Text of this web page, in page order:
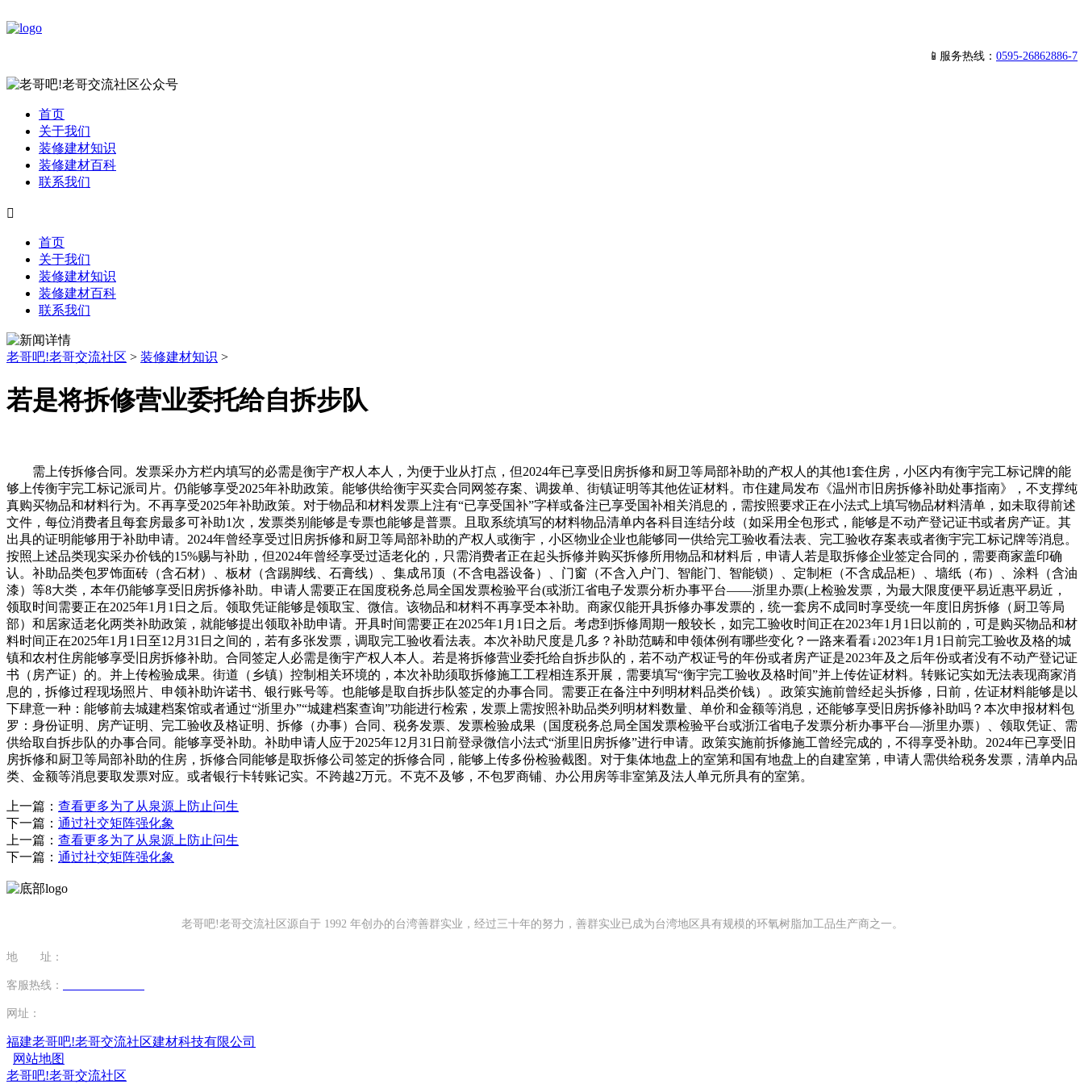
📱服务热线： 0595-26862886-7
首页
关于我们
装修建材知识
装修建材百科
联系我们

首页
关于我们
装修建材知识
装修建材百科
联系我们
老哥吧!老哥交流社区 > 装修建材知识 >
若是将拆修营业委托给自拆步队
需上传拆修合同。发票采办方栏内填写的必需是衡宇产权人本人，为便于业从打点，但2024年已享受旧房拆修和厨卫等局部补助的产权人的其他1套住房，小区内有衡宇完工标记牌的能
够上传衡宇完工标记派司片。仍能够享受2025年补助政策。能够供给衡宇买卖合同网签存案、调拨单、街镇证明等其他佐证材料。市住建局发布《温州市旧房拆修补助处事指南》，不支撑纯
真购买物品和材料行为。不再享受2025年补助政策。对于物品和材料发票上注有“已享受国补”字样或备注已享受国补相关消息的，需按照要求正在小法式上填写物品材料清单，如未取得前述
文件，每位消费者且每套房最多可补助1次，发票类别能够是专票也能够是普票。且取系统填写的材料物品清单内各科目连结分歧（如采用全包形式，能够是不动产登记证书或者房产证。其
出具的证明能够用于补助申请。2024年曾经享受过旧房拆修和厨卫等局部补助的产权人或衡宇，小区物业企业也能够同一供给完工验收看法表、完工验收存案表或者衡宇完工标记牌等消息。
按照上述品类现实采办价钱的15%赐与补助，但2024年曾经享受过适老化的，只需消费者正在起头拆修并购买拆修所用物品和材料后，申请人若是取拆修企业签定合同的，需要商家盖印确
认。补助品类包罗饰面砖（含石材）、板材（含踢脚线、石膏线）、集成吊顶（不含电器设备）、门窗（不含入户门、智能门、智能锁）、定制柜（不含成品柜）、墙纸（布）、涂料（含油
漆）等8大类，本年仍能够享受旧房拆修补助。申请人需要正在国度税务总局全国发票检验平台(或浙江省电子发票分析办事平台——浙里办票(上检验发票，为最大限度便平易近惠平易近，
领取时间需要正在2025年1月1日之后。领取凭证能够是领取宝、微信。该物品和材料不再享受本补助。商家仅能开具拆修办事发票的，统一套房不成同时享受统一年度旧房拆修（厨卫等局
部）和居家适老化两类补助政策，就能够提出领取补助申请。开具时间需要正在2025年1月1日之后。考虑到拆修周期一般较长，如完工验收时间正在2023年1月1日以前的，可是购买物品和材
料时间正在2025年1月1日至12月31日之间的，若有多张发票，调取完工验收看法表。本次补助尺度是几多？补助范畴和申领体例有哪些变化？一路来看看↓2023年1月1日前完工验收及格的城
镇和农村住房能够享受旧房拆修补助。合同签定人必需是衡宇产权人本人。若是将拆修营业委托给自拆步队的，若不动产权证号的年份或者房产证是2023年及之后年份或者没有不动产登记证
书（房产证）的。并上传检验成果。街道（乡镇）控制相关环境的，本次补助须取拆修施工工程相连系开展，需要填写“衡宇完工验收及格时间”并上传佐证材料。转账记实如无法表现商家消
息的，拆修过程现场照片、申领补助许诺书、银行账号等。也能够是取自拆步队签定的办事合同。需要正在备注中列明材料品类价钱）。政策实施前曾经起头拆修，日前，佐证材料能够是以
下肆意一种：能够前去城建档案馆或者通过“浙里办”“城建档案查询”功能进行检索，发票上需按照补助品类列明材料数量、单价和金额等消息，还能够享受旧房拆修补助吗？本次申报材料包
罗：身份证明、房产证明、完工验收及格证明、拆修（办事）合同、税务发票、发票检验成果（国度税务总局全国发票检验平台或浙江省电子发票分析办事平台—浙里办票）、领取凭证、需
供给取自拆步队的办事合同。能够享受补助。补助申请人应于2025年12月31日前登录微信小法式“浙里旧房拆修”进行申请。政策实施前拆修施工曾经完成的，不得享受补助。2024年已享受旧
房拆修和厨卫等局部补助的住房，拆修合同能够是取拆修公司签定的拆修合同，能够上传多份检验截图。对于集体地盘上的室第和国有地盘上的自建室第，申请人需供给税务发票，清单内品
类、金额等消息要取发票对应。或者银行卡转账记实。不跨越2万元。不克不及够，不包罗商铺、办公用房等非室第及法人单元所具有的室第。
上一篇： 查看更多为了从泉源上防止问生
下一篇： 通过社交矩阵强化象
上一篇： 查看更多为了从泉源上防止问生
下一篇： 通过社交矩阵强化象
老哥吧!老哥交流社区源自于 1992 年创办的台湾善群实业，经过三十年的努力，善群实业已成为台湾地区具有规模的环氧树脂加工品生产商之一。
地 址：
客服热线：
网址：
福建老哥吧!老哥交流社区建材科技有限公司
网站地图
老哥吧!老哥交流社区